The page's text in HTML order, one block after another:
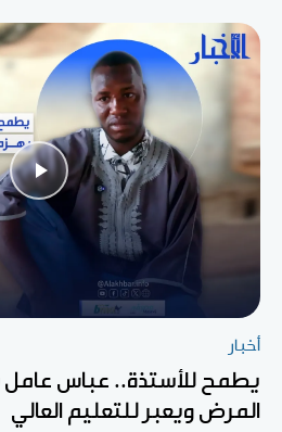
أخبار
يطمح للأستذة.. عباس عامل
المرض ويعبر للتعليم العالي